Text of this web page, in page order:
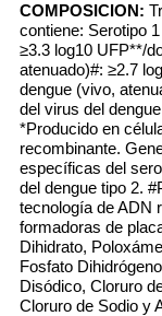
COMPOSICION:
contiene: Serotipo
≥3.3 log10 UFP**/
atenuado)#: ≥2.7
dengue (vivo,
del virus del
*Producido en
recombinante.
específicas del
del dengue tipo 2.
tecnología de ADN
formadoras de
Dihidrato,
Fosfato
Disódico, Cloruro
Cloruro de Sodio y